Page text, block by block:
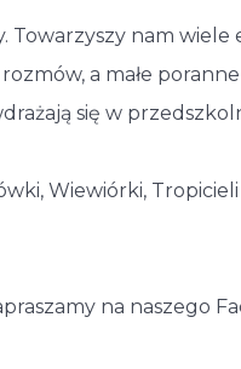
nam
a małe
się w
Wiewiórki,
na naszego